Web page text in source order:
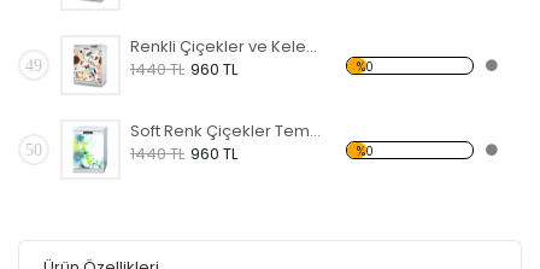
49
Renkli Çiçekler ve Kelebekler Temalı Beyaz Eşya Sticker
1440 TL 960 TL %0
50
Soft Renk Çiçekler Temalı Beyaz Eşya Sticker
1440 TL 960 TL %0